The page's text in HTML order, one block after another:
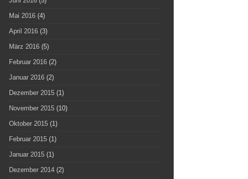
Mai 2016(4)
April 2016(3)
März 2016(5)
Februar 2016(2)
Januar 2016(2)
Dezember 2015(1)
November 2015(10)
Oktober 2015(1)
Februar 2015(1)
Januar 2015(1)
Dezember 2014(2)